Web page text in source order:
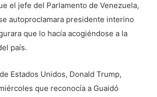
el jefe del Parlamento de Venezuela,
autoproclamara presidente interino
que lo hacía acogiéndose a la
país.
Estados Unidos, Donald Trump,
que reconocía a Guaidó